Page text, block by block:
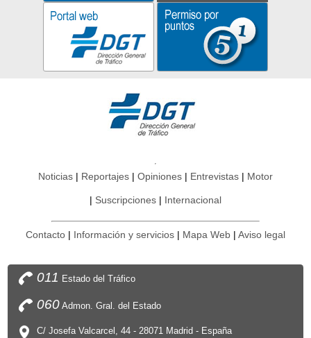
Noticias Reportajes Opiniones Entrevistas Motor
Suscripciones Internacional
Contacto Información y servicios Mapa Web Aviso legal
011 Estado del Tráfico
060Admon. Gral. del Estado
C/ Josefa Valcarcel, 44 - 28071 Madrid - España